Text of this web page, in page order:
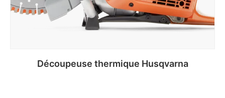
Découpeuse thermique Husqvarna